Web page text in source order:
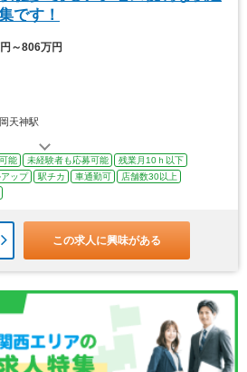
です！
～806万円
天神駅
能 未経験者も応募可能
残業月10ｈ以下
ップ 駅チカ 車通勤可
店舗数30以上
この求人に興味がある